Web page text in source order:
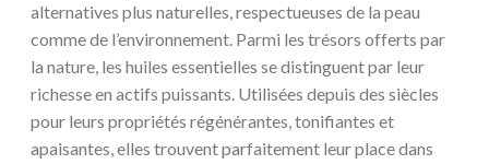
alternatives plus naturelles, respectueuses de la peau
comme de l’environnement. Parmi les trésors offerts par
la nature, les huiles essentielles se distinguent par leur
richesse en actifs puissants. Utilisées depuis des siècles
pour leurs propriétés régénérantes, tonifiantes et
apaisantes, elles trouvent parfaitement leur place dans